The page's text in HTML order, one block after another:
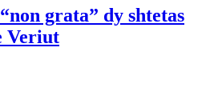
grata” dy shtetas
Veriut